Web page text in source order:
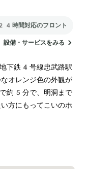
時間対応のフロント
設備・サービスをみる
下鉄4号線忠武路駅
オレンジ色の外観が
で約5分で、明洞まで
方にもってこいのホ